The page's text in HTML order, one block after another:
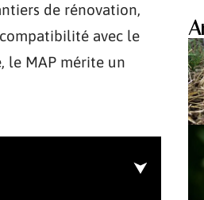
de rénovation,
avec le
le MAP mérite un